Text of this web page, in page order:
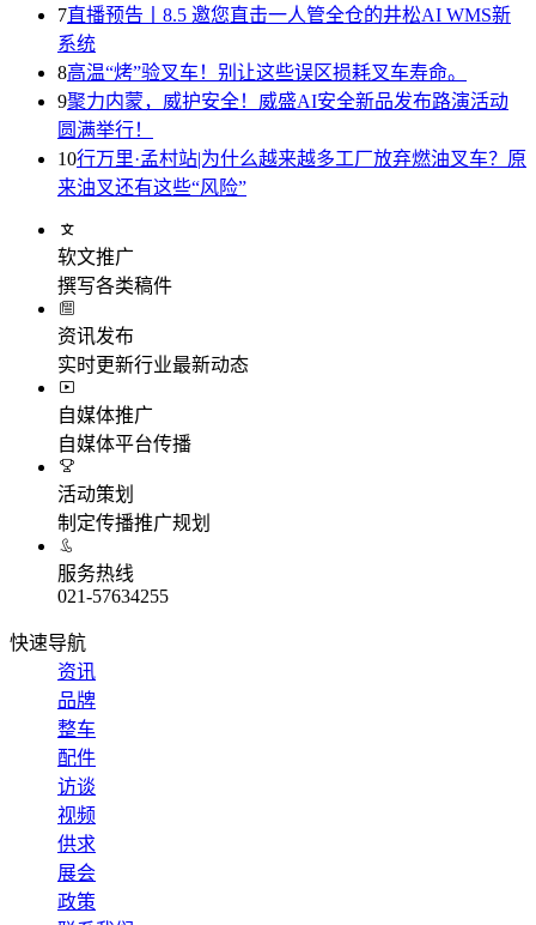
7直播预告丨8.5 邀您直击一人管全仓的井松AI WMS新
系统
8高温“烤”验叉车！别让这些误区损耗叉车寿命。
9聚力内蒙，威护安全！威盛AI安全新品发布路演活动
圆满举行！
10行万里·孟村站|为什么越来越多工厂放弃燃油叉车？原
来油叉还有这些“风险”
软文推广
撰写各类稿件
资讯发布
实时更新行业最新动态
自媒体推广
自媒体平台传播
活动策划
制定传播推广规划
服务热线
021-57634255
快速导航
资讯
品牌
整车
配件
访谈
视频
供求
展会
政策